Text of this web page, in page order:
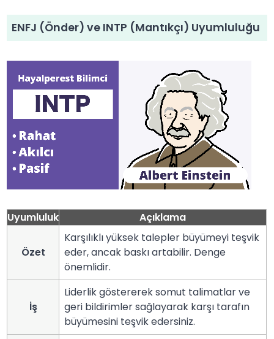
ENFJ (Önder) ve INTP (Mantıkçı) Uyumluluğu
Uyumluluk Açıklama
Özet
Karşılıklı yüksek talepler büyümeyi teşvik
eder, ancak baskı artabilir. Denge
önemlidir.
İş
Liderlik göstererek somut talimatlar ve
geri bildirimler sağlayarak karşı tarafın
büyümesini teşvik edersiniz.